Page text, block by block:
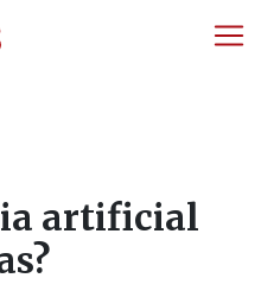
artificial